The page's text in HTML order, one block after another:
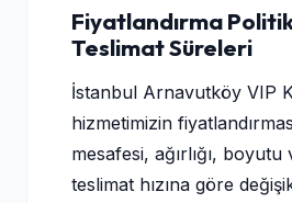
Fiyatlandırma
Teslimat Süreleri
İstanbul Arnavutköy VIP
hizmetimizin
mesafesi, ağırlığı, boyutu
teslimat hızına göre